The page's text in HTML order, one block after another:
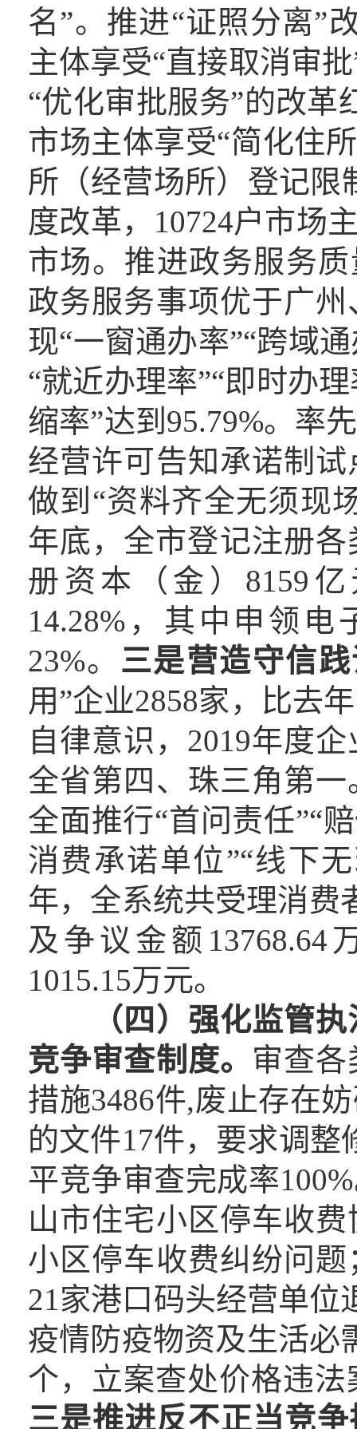
名”。推进“证照分离”
主体享受“直接取消审
“优化审批服务”的改革
市场主体享受“简化住
所（经营场所）登记限
度改革，10724户市场
市场。推进政务服务
政务服务事项优于广
现“一窗通办率”“跨域
“就近办理率”“即时办
缩率”达到95.79%。率
经营许可告知承诺制
做到“资料齐全无须现
年底，全市登记注册
册资本（金）8159
14.28%，其中申领
23%。 三是营造守信
用”企业2858家，比去
自律意识，2019年度
全省第四、珠三角第
全面推行“首问责任”“
消费承诺单位”“线下
年，全系统共受理消费
及争议金额
1015.15万元。
（四）强化监管
竞争审查制度。 审查
措施3486件,废止存在
的文件17件，要求调
平竞争审查完成率
山市住宅小区停车收
小区停车收费纠纷问
21家港口码头经营单位
疫情防疫物资及生活必
个，立案查处价格违
三是推进反不正当竞